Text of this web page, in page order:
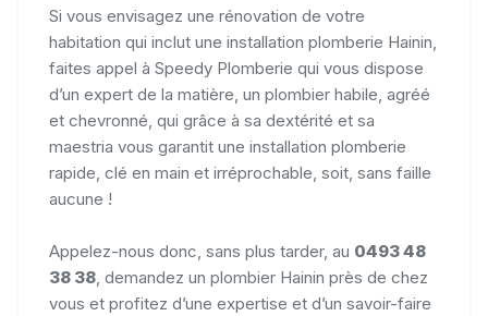
Si vous envisagez une rénovation de votre
habitation qui inclut une installation plomberie Hainin,
faites appel à Speedy Plomberie qui vous dispose
d’un expert de la matière, un plombier habile, agréé
et chevronné, qui grâce à sa dextérité et sa
maestria vous garantit une installation plomberie
rapide, clé en main et irréprochable, soit, sans faille
aucune !
Appelez-nous donc, sans plus tarder, au 0493 48
38 38 , demandez un plombier Hainin près de chez
vous et profitez d’une expertise et d’un savoir-faire